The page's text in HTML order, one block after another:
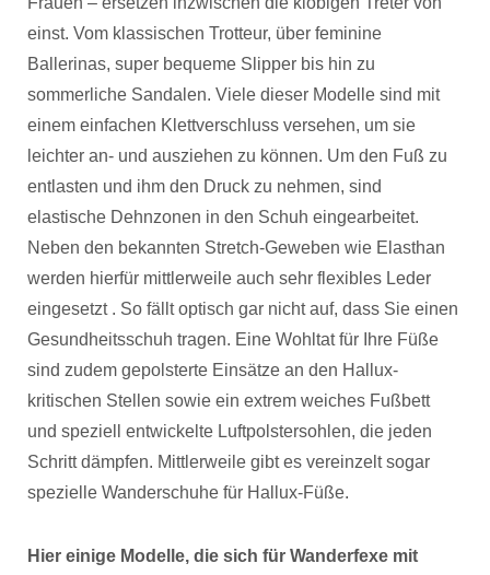
einst. Vom klassischen Trotteur, über feminine
Ballerinas, super bequeme Slipper bis hin zu
sommerliche Sandalen. Viele dieser Modelle sind mit
einem einfachen Klettverschluss versehen, um sie
leichter an- und ausziehen zu können. Um den Fuß zu
entlasten und ihm den Druck zu nehmen, sind
elastische Dehnzonen in den Schuh eingearbeitet.
Neben den bekannten Stretch-Geweben wie Elasthan
werden hierfür mittlerweile auch sehr flexibles Leder
eingesetzt . So fällt optisch gar nicht auf, dass Sie einen
Gesundheitsschuh tragen. Eine Wohltat für Ihre Füße
sind zudem gepolsterte Einsätze an den Hallux-
kritischen Stellen sowie ein extrem weiches Fußbett
und speziell entwickelte Luftpolstersohlen, die jeden
Schritt dämpfen. Mittlerweile gibt es vereinzelt sogar
spezielle Wanderschuhe für Hallux-Füße.
Hier einige Modelle, die sich für Wanderfexe mit